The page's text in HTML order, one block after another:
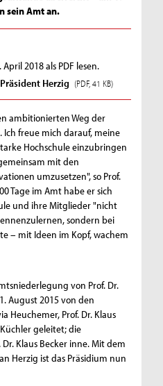
sein Amt an.
2018 als PDF lesen.
Herzig (PDF, 41 KB)
ambitionierten Weg der
freue mich darauf, meine
Hochschule einzubringen
mit den
umzusetzen", so Prof.
Tage im Amt habe er sich
und ihre Mitglieder "nicht
sondern bei
– mit Ideen im Kopf, wachem
von Prof. Dr.
August 2015 von den
Heuchemer, Prof. Dr. Klaus
geleitet; die
Klaus Becker inne. Mit dem
Herzig ist das Präsidium nun